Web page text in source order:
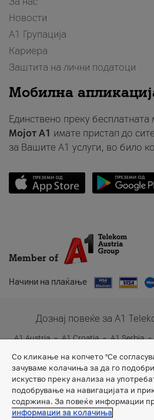
Новости
А1 Групација
Кариера
Заштита на лични податоци
Мобилна
Единствено преку бесплатната
Мојот A1 имате пристап до
за Вашите A1 услуги, во било
Member of
Начини на плаќање
Дознај повеќе за A1
A1 Austria A1 Croatia A1 Serbia
A1 Slovenia
A1
Со кликање на копчето "Се
зачуваме колачиња за да го
искуство преку анализа на
подобрување на навигацијата и
содржина. За повеќе информации
информации за колачиња